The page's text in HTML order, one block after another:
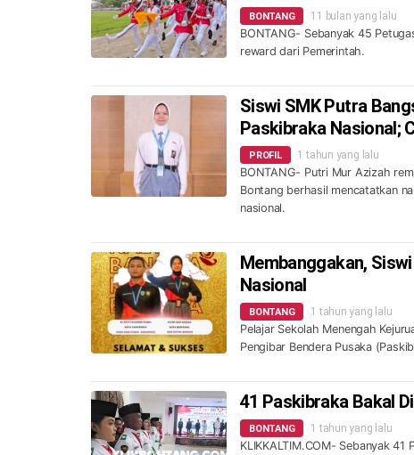
BONTANG 11 bulan yang lalu
BONTANG- Sebanyak 45
reward dari Pemerintah.
Siswi SMK Putra
Paskibraka Nasional;
PROFIL 1 tahun yang lalu
BONTANG- Putri Mur Azizah
Bontang berhasil mencatatkan
nasional.
Membanggakan,
Nasional
BONTANG 1 tahun yang lalu
Pelajar Sekolah Menengah
Pengibar Bendera Pusaka
41 Paskibraka Bakal
BONTANG 1 tahun yang lalu
KLIKKALTIM.COM- Sebanyak